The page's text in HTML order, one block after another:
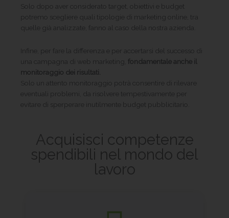
Solo dopo aver considerato target, obiettivi e budget
potremo scegliere quali tipologie di marketing online, tra
quelle già analizzate, fanno al caso della nostra azienda.
Infine, per fare la differenza e per accertarsi del successo di
una campagna di web marketing, fondamentale anche il
monitoraggio dei risultati.
Solo un attento monitoraggio potrà consentire di rilevare
eventuali problemi, da risolvere tempestivamente per
evitare di sperperare inutilmente budget pubblicitario.
Acquisisci competenze
spendibili nel mondo del
lavoro